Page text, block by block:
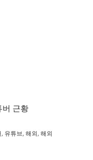
버 근황
, 유튜브, 해외, 해외